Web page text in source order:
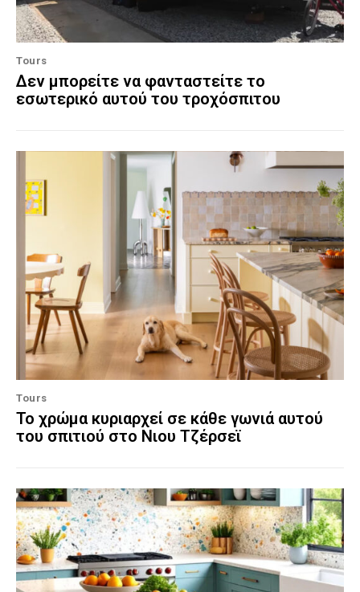
Tours
Δεν μπορείτε να φανταστείτε το
εσωτερικό αυτού του τροχόσπιτου
Tours
Το χρώμα κυριαρχεί σε κάθε γωνιά αυτού
του σπιτιού στο Νιου Τζέρσεϊ